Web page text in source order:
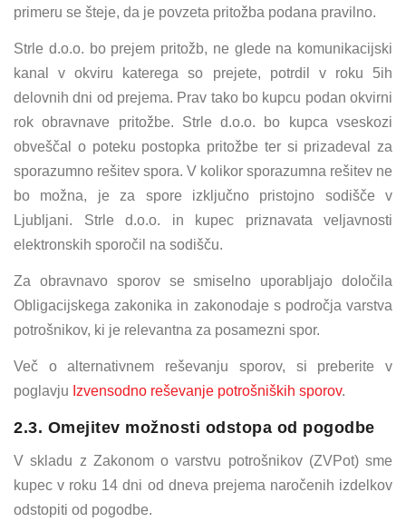
primeru se šteje, da je povzeta pritožba podana pravilno.
Strle d.o.o. bo prejem pritožb, ne glede na komunikacijski
kanal v okviru katerega so prejete, potrdil v roku 5ih
delovnih dni od prejema. Prav tako bo kupcu podan okvirni
rok obravnave pritožbe. Strle d.o.o. bo kupca vseskozi
obveščal o poteku postopka pritožbe ter si prizadeval za
sporazumno rešitev spora. V kolikor sporazumna rešitev ne
bo možna, je za spore izključno pristojno sodišče v
Ljubljani. Strle d.o.o. in kupec priznavata veljavnosti
elektronskih sporočil na sodišču.
Za obravnavo sporov se smiselno uporabljajo določila
Obligacijskega zakonika in zakonodaje s področja varstva
potrošnikov, ki je relevantna za posamezni spor.
Več o alternativnem reševanju sporov, si preberite v
poglavju Izvensodno reševanje potrošniških sporov.
2.3. Omejitev možnosti odstopa od pogodbe
V skladu z Zakonom o varstvu potrošnikov (ZVPot) sme
kupec v roku 14 dni od dneva prejema naročenih izdelkov
odstopiti od pogodbe.